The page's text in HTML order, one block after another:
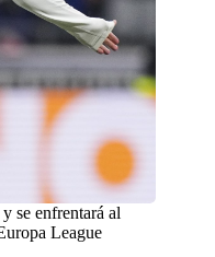
se enfrentará al
League